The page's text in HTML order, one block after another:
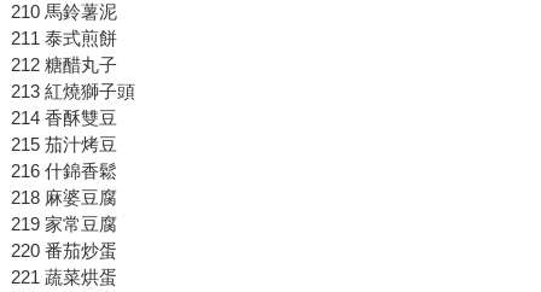
210 馬鈴薯泥
211 泰式煎餅
212 糖醋丸子
213 紅燒獅子頭
214 香酥雙豆
215 茄汁烤豆
216 什錦香鬆
218 麻婆豆腐
219 家常豆腐
220 番茄炒蛋
221 蔬菜烘蛋